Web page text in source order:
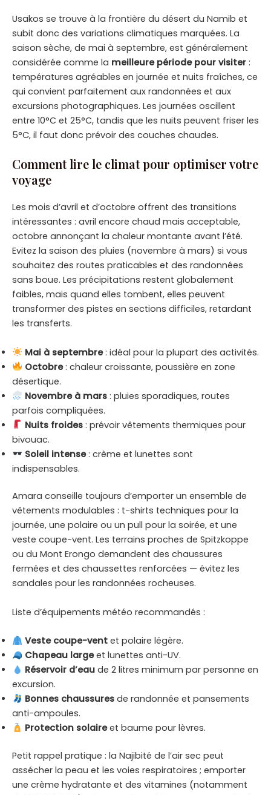
Usakos se trouve à la frontière du désert du Namib et
subit donc des variations climatiques marquées. La
saison sèche, de mai à septembre, est généralement
considérée comme la meilleure période pour visiter :
températures agréables en journée et nuits fraîches, ce
qui convient parfaitement aux randonnées et aux
excursions photographiques. Les journées oscillent
entre 10°C et 25°C, tandis que les nuits peuvent friser les
5°C, il faut donc prévoir des couches chaudes.
Comment lire le climat pour optimiser votre
voyage
Les mois d’avril et d’octobre offrent des transitions
intéressantes : avril encore chaud mais acceptable,
octobre annonçant la chaleur montante avant l’été.
Evitez la saison des pluies (novembre à mars) si vous
souhaitez des routes praticables et des randonnées
sans boue. Les précipitations restent globalement
faibles, mais quand elles tombent, elles peuvent
transformer des pistes en sections difficiles, retardant
les transferts.
Mai à septembre: idéal pour la plupart des activités.
Octobre: chaleur croissante, poussière en zone
désertique.
Novembre à mars: pluies sporadiques, routes
parfois compliquées.
Nuits froides: prévoir vêtements thermiques pour
bivouac.
Soleil intense: crème et lunettes sont
indispensables.
Amara conseille toujours d’emporter un ensemble de
vêtements modulables : t-shirts techniques pour la
journée, une polaire ou un pull pour la soirée, et une
veste coupe-vent. Les terrains proches de Spitzkoppe
ou du Mont Erongo demandent des chaussures
fermées et des chaussettes renforcées — évitez les
sandales pour les randonnées rocheuses.
Liste d’équipements météo recommandés :
Veste coupe-ventet polaire légère.
Chapeau largeet lunettes anti-UV.
Réservoir d’eaude 2 litres minimum par personne en
excursion.
Bonnes chaussuresde randonnée et pansements
anti-ampoules.
Protection solaireet baume pour lèvres.
Petit rappel pratique : la Najibité de l’air sec peut
assécher la peau et les voies respiratoires ; emporter
une crème hydratante et des vitamines (notamment